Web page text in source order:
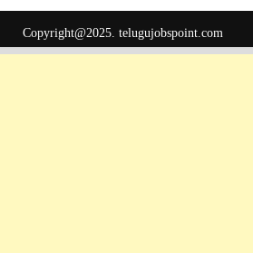
Copyright@2025. telugujobspoint.com